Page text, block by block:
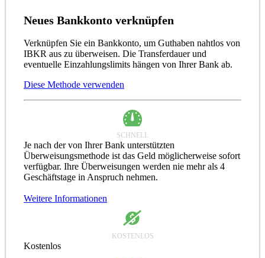
Neues Bankkonto verknüpfen
Verknüpfen Sie ein Bankkonto, um Guthaben nahtlos von
IBKR aus zu überweisen. Die Transferdauer und
eventuelle Einzahlungslimits hängen von Ihrer Bank ab.
Diese Methode verwenden
SCHNELL
Je nach der von Ihrer Bank unterstützten
Überweisungsmethode ist das Geld möglicherweise sofort
verfügbar. Ihre Überweisungen werden nie mehr als 4
Geschäftstage in Anspruch nehmen.
Weitere Informationen
KOSTENLOS
Kostenlos